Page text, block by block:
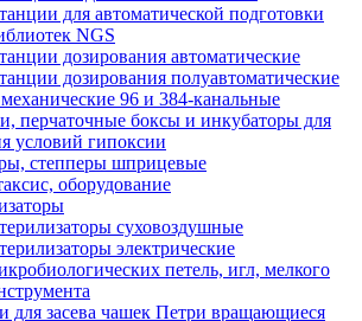
для автоматической подготовки
NGS
дозирования автоматические
дозирования полуавтоматические
96 и 384-канальные
перчаточные боксы и инкубаторы для
условий гипоксии
степперы шприцевые
оборудование
суховоздушные
электрические
петель, игл, мелкого
для засева чашек Петри вращающиеся